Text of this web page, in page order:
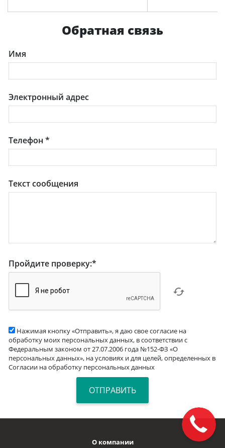
Обратная связь
Имя
Электронный адрес
Телефон*
Текст сообщения
Пройдите проверку:*
Нажимая кнопку «Отправить», я даю свое согласие на
обработку моих персональных данных, в соответствии с
Федеральным законом от 27.07.2006 года №152-ФЗ «О
персональных данных», на условиях и для целей, определенных в
Согласии на обработку персональных данных
О компании